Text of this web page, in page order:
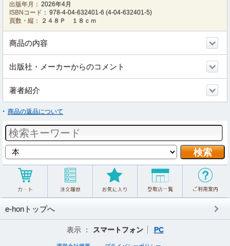
出版年月： 2026年4月
ISBNコード： 978-4-04-632401-6 (4-04-632401-5)
頁数・縦：
２４８Ｐ １８ｃｍ
商品の内容
出版社・メーカーからのコメント
著者紹介
商品の返品について
e-honトップへ
表示 ： スマートフォン PC